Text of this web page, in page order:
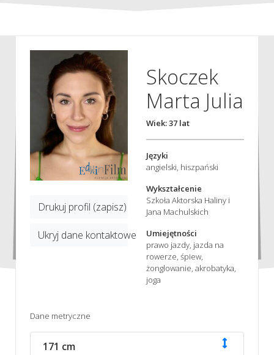
Drukuj profil (zapisz)
Ukryj dane kontaktowe
Skoczek
Marta Julia
Wiek: 37 lat
Języki
angielski, hiszpański
Wykształcenie
Szkoła Aktorska Haliny i
Jana Machulskich
Umiejętności
prawo jazdy, jazda na
rowerze, śpiew,
żonglowanie, akrobatyka,
joga
Dane metryczne
171 cm